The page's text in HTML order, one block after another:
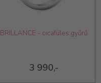
3 990,-
BRILLANCE - cicafüles gyűrű